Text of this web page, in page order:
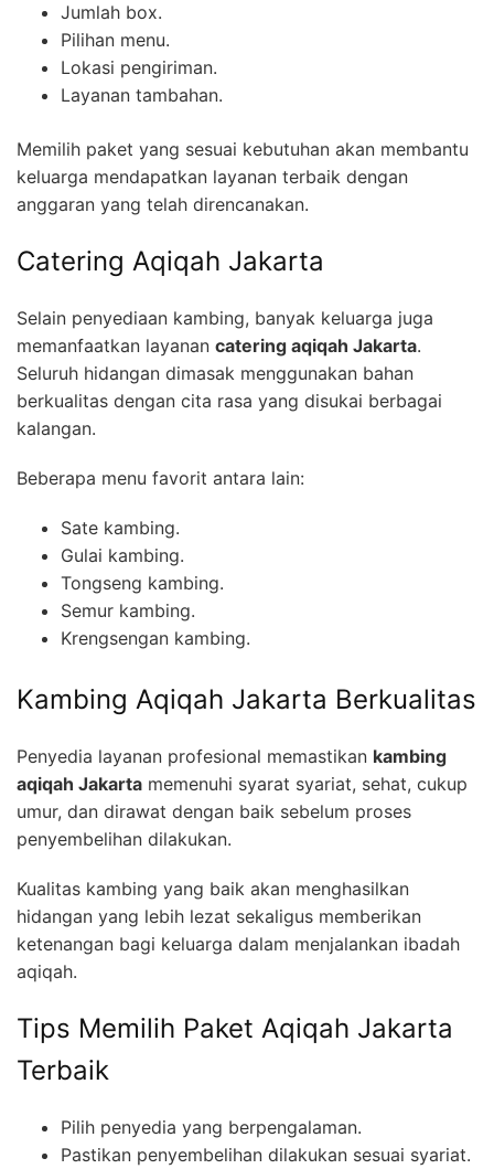
Jumlah box.
Pilihan menu.
Lokasi pengiriman.
Layanan tambahan.
Memilih paket yang sesuai kebutuhan akan membantu
keluarga mendapatkan layanan terbaik dengan
anggaran yang telah direncanakan.
Catering Aqiqah Jakarta
Selain penyediaan kambing, banyak keluarga juga
memanfaatkan layanan catering aqiqah Jakarta.
Seluruh hidangan dimasak menggunakan bahan
berkualitas dengan cita rasa yang disukai berbagai
kalangan.
Beberapa menu favorit antara lain:
Sate kambing.
Gulai kambing.
Tongseng kambing.
Semur kambing.
Krengsengan kambing.
Kambing Aqiqah Jakarta Berkualitas
Penyedia layanan profesional memastikan kambing
aqiqah Jakarta memenuhi syarat syariat, sehat, cukup
umur, dan dirawat dengan baik sebelum proses
penyembelihan dilakukan.
Kualitas kambing yang baik akan menghasilkan
hidangan yang lebih lezat sekaligus memberikan
ketenangan bagi keluarga dalam menjalankan ibadah
aqiqah.
Tips Memilih Paket Aqiqah Jakarta
Terbaik
Pilih penyedia yang berpengalaman.
Pastikan penyembelihan dilakukan sesuai syariat.